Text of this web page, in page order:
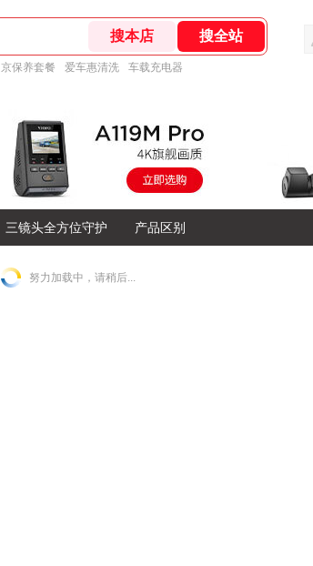
京保养套餐 爱车惠清洗 车载充电器
三镜头全方位守护 产品区别
努力加载中，请稍后...